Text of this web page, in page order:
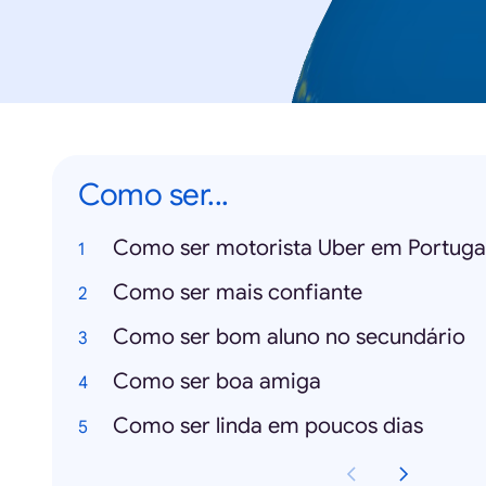
Como ser...
Como ser motorista Uber em
Como ser mais confiante
Como ser bom aluno no secundário
Como ser boa amiga
Como ser linda em poucos dias